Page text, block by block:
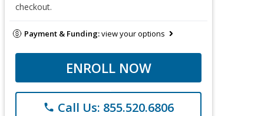
checkout.
Payment & Funding:view your options
ENROLL NOW
phone Call Us: 855.520.6806